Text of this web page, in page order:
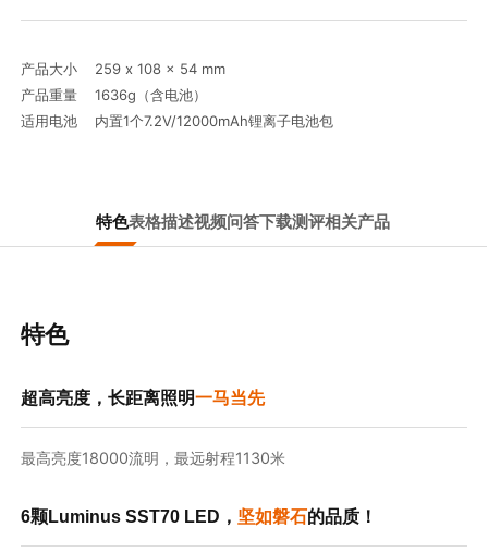
产品大小 259 x 108 x 54 mm
产品重量 1636g（含电池）
适用电池 内置1个7.2V/12000mAh锂离子电池包
特色表格描述视频问答下载测评相关产品
特色
超高亮度，长距离照明一马当先
最高亮度18000流明，最远射程1130米
6颗Luminus SST70 LED， 坚如磐石的品质！